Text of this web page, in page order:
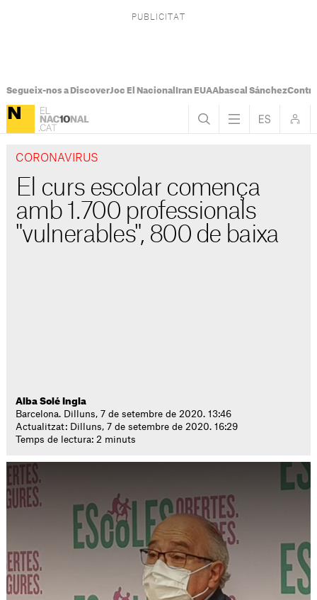
Segueix-nos a DiscoverJoc El Nacional Iran EUAAbascal Sánchez
CORONAVIRUS
El curs escolar comença
amb 1.700 professionals
"vulnerables", 800 de baixa
Alba Solé Ingla
Barcelona. Dilluns, 7 de setembre de 2020. 13:46
Actualitzat: Dilluns, 7 de setembre de 2020. 16:29
Temps de lectura: 2 minuts